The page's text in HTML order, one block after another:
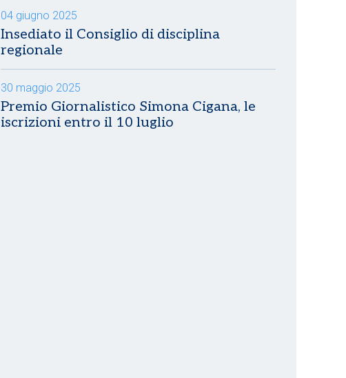
04 giugno 2025
Insediato il Consiglio di disciplina
regionale
30 maggio 2025
Premio Giornalistico Simona Cigana, le
iscrizioni entro il 10 luglio